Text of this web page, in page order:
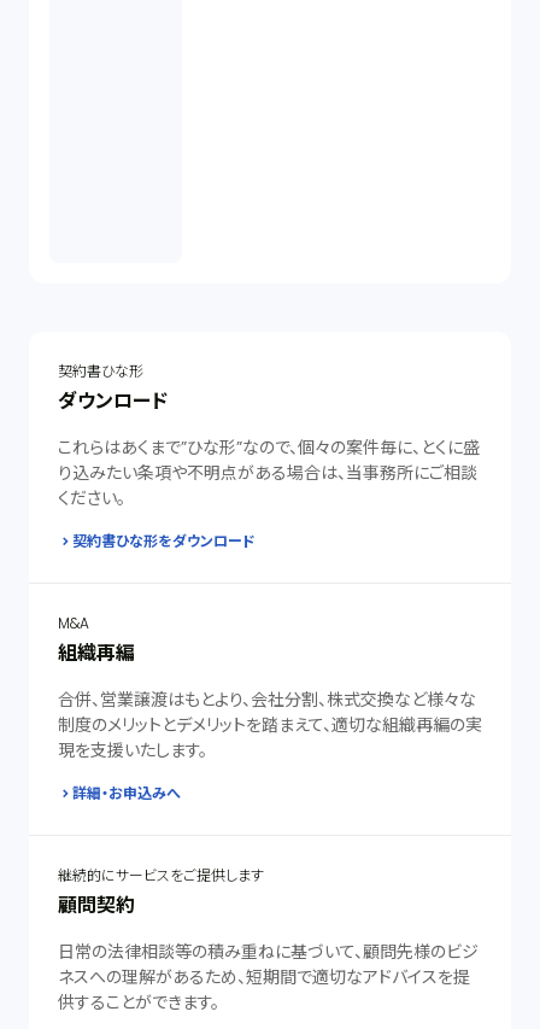
契約書ひな形
ダウンロード
これらはあくまで”ひな形”なので、個々の案件毎に、とくに盛
り込みたい条項や不明点がある場合は、当事務所にご相談
ください。
契約書ひな形をダウンロード
M&A
組織再編
合併、営業譲渡はもとより、会社分割、株式交換など様々な
制度のメリットとデメリットを踏まえて、適切な組織再編の実
現を支援いたします。
詳細・お申込みへ
継続的にサービスをご提供します
顧問契約
日常の法律相談等の積み重ねに基づいて、顧問先様のビジ
ネスへの理解があるため、短期間で適切なアドバイスを提
供することができます。